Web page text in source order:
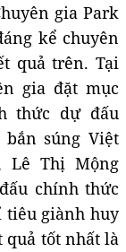
gia Park
kể chuyên
quả trên. Tại
gia đặt mục
thức dự đấu
súng Việt
Lê Thị Mộng
chính thức
tiêu giành huy
quả tốt nhất là